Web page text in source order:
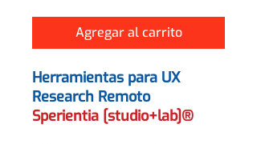
Agregar al carrito
Herramientas para UX
Research Remoto
Sperientia [studio+lab]®